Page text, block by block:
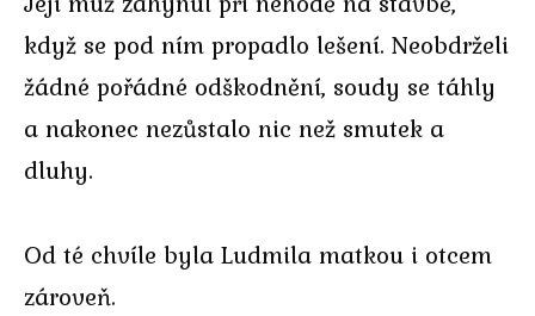
když se pod ním propadlo lešení. Neobdrželi
žádné pořádné odškodnění, soudy se táhly
a nakonec nezůstalo nic než smutek a
dluhy.
Od té chvíle byla Ludmila matkou i otcem
zároveň.